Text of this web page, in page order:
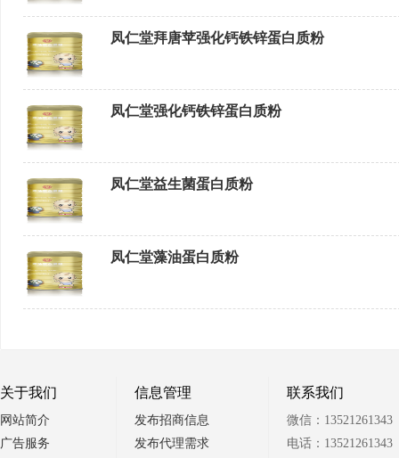
凤仁堂拜唐苹强化钙铁锌蛋白质粉
凤仁堂强化钙铁锌蛋白质粉
凤仁堂益生菌蛋白质粉
凤仁堂藻油蛋白质粉
关于我们
网站简介
广告服务
信息管理
发布招商信息
发布代理需求
联系我们
微信：13521261343
电话：13521261343